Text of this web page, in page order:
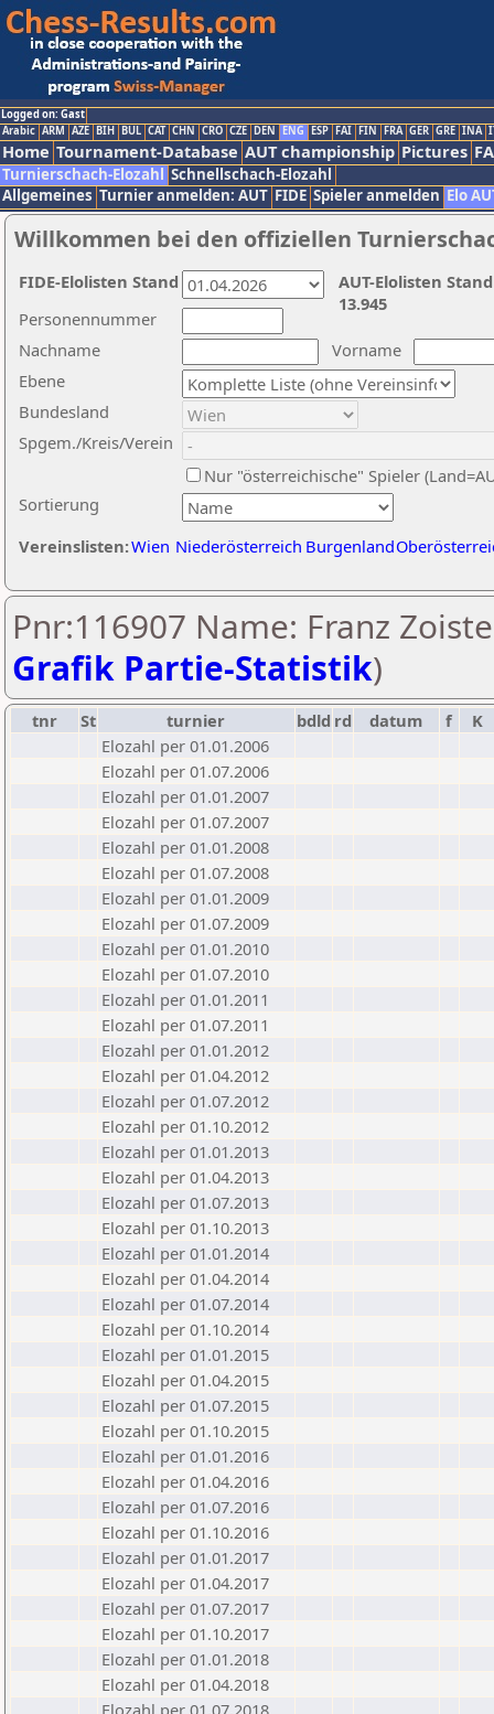
Logged on: Gast
Arabic ARM AZE BIH BUL CAT CHN CRO CZE DEN ENG ESP FAI FIN FRA GER GRE INA
Home Tournament-Database AUT championship Pictures
Turnierschach-Elozahl Schnellschach-Elozahl
Allgemeines Turnier anmelden: AUT FIDE Spieler anmelden Elo
Willkommen bei den offiziellen
Nachname
Vorname
Ebene
Sortierung
Personennummer
Bundesland
Spgem./Kreis/Verein
Nur "österreichische" Spieler
Vereinslisten:Wien Niederösterreich Burgenland
AUT-Elolisten
13.945
FIDE-Elolisten Stand
Pnr:116907 Name: Franz
Grafik Partie-Statistik)
tnr St turnier bdld rd datum f
K
Elozahl per 01.01.2006
Elozahl per 01.07.2006
Elozahl per 01.01.2007
Elozahl per 01.07.2007
Elozahl per 01.01.2008
Elozahl per 01.07.2008
Elozahl per 01.01.2009
Elozahl per 01.07.2009
Elozahl per 01.01.2010
Elozahl per 01.07.2010
Elozahl per 01.01.2011
Elozahl per 01.07.2011
Elozahl per 01.01.2012
Elozahl per 01.04.2012
Elozahl per 01.07.2012
Elozahl per 01.10.2012
Elozahl per 01.01.2013
Elozahl per 01.04.2013
Elozahl per 01.07.2013
Elozahl per 01.10.2013
Elozahl per 01.01.2014
Elozahl per 01.04.2014
Elozahl per 01.07.2014
Elozahl per 01.10.2014
Elozahl per 01.01.2015
Elozahl per 01.04.2015
Elozahl per 01.07.2015
Elozahl per 01.10.2015
Elozahl per 01.01.2016
Elozahl per 01.04.2016
Elozahl per 01.07.2016
Elozahl per 01.10.2016
Elozahl per 01.01.2017
Elozahl per 01.04.2017
Elozahl per 01.07.2017
Elozahl per 01.10.2017
Elozahl per 01.01.2018
Elozahl per 01.04.2018
Elozahl per 01.07.2018